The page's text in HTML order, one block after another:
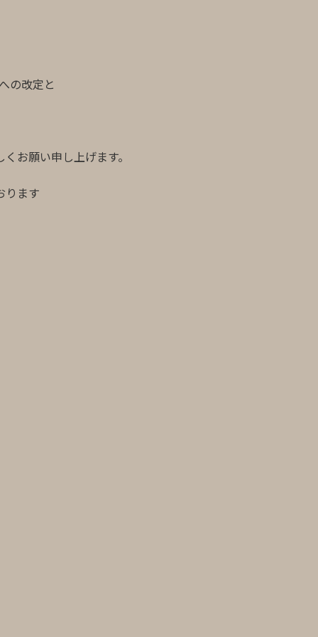
の改定と
お願い申し上げます。
ります